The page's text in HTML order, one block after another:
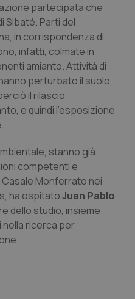
Bolzano
Trento
Ulcerosa
neurodegenerative
partecipata che
Sibaté. Parti del
in corrispondenza di
infatti, colmate in
amianto. Attività di
perturbato il suolo,
il rilascio
e quindi l'esposizione
stanno già
competenti e
Casale Monferrato nei
ha ospitatoJuan Pablo
dello studio, insieme
ricerca per